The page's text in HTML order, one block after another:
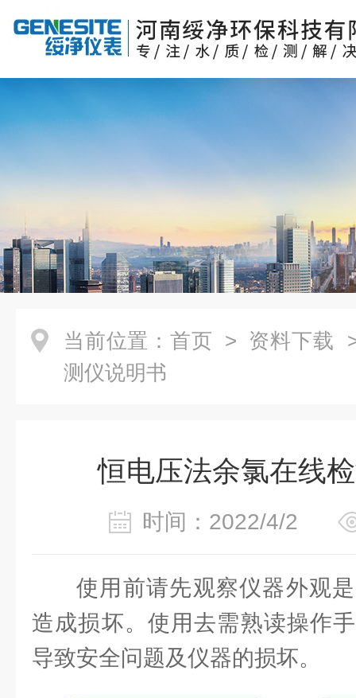
当前位置： 首页 > 资料下载
测仪说明书
恒电压法余氯在线
时间：2022/4/2
使用前请先观察仪器外观
造成损坏。使用去需熟读操作
导致安全问题及仪器的损坏。